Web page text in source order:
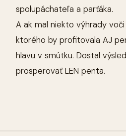
spolupáchateľa a parťáka.
A ak mal niekto výhrady voči
ktorého by profitovala AJ
hlavu v smútku. Dostal
prosperovať LEN penta.